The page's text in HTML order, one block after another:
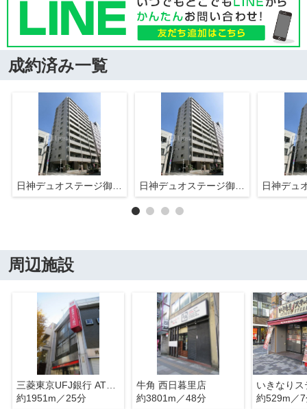
成約済み一覧
周辺施設
三菱東京UFJ銀行 ATMコーナー 入谷駅前
約1951m／25分
牛角 西日暮里店
約3801m／48分
約529m／